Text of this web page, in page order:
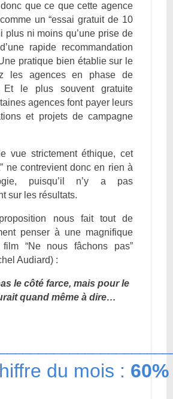
donc que ce que cette agence
un “essai gratuit de 10
plus ni moins qu’une prise de
rapide recommandation
pratique bien établie sur le
les agences en phase de
Et le plus souvent gratuite
agences font payer leurs
et projets de campagne
vue strictement éthique, cet
ne contrevient donc en rien à
puisqu’il n’y a pas
sur les résultats.
nous fait tout de
penser à une magnifique
“Ne nous fâchons pas”
Audiard) :
le côté farce, mais pour le
quand même à dire…
du mois : 60%